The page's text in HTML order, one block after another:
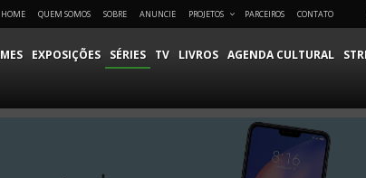
HOME QUEM SOMOS SOBRE ANUNCIE PROJETOS PARCEIROS CONTATO
EXPOSIÇÕES SÉRIES TV LIVROS AGENDA CULTURAL